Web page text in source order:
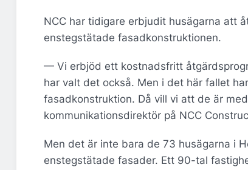
NCC har tidigare erbjudit husägarna att
enstegstätade fasadkonstruktionen.
— Vi erbjöd ett kostnadsfritt
har valt det också. Men i det här fallet
fasadkonstruktion. Då vill vi att de är
kommunikationsdirektör på NCC
Men det är inte bara de 73 husägarna i
enstegstätade fasader. Ett 90-tal